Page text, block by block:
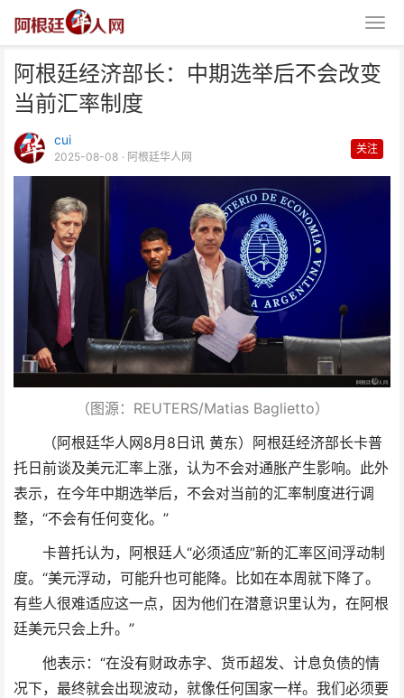
阿根廷经济部长：中期选举后不会改变
当前汇率制度
cui
2025-08-08 · 阿根廷华人网
关注
（图源：REUTERS/Matias Baglietto）
（阿根廷华人网8月8日讯 黄东）阿根廷经济部长卡普
托日前谈及美元汇率上涨，认为不会对通胀产生影响。此外
表示，在今年中期选举后，不会对当前的汇率制度进行调
整，“不会有任何变化。”
卡普托认为，阿根廷人“必须适应”新的汇率区间浮动制
度。“美元浮动，可能升也可能降。比如在本周就下降了。
有些人很难适应这一点，因为他们在潜意识里认为，在阿根
廷美元只会上升。”
他表示：“在没有财政赤字、货币超发、计息负债的情
况下，最终就会出现波动，就像任何国家一样。我们必须要
阿根廷经济部长：中期选举后不会
改变当前汇率制度